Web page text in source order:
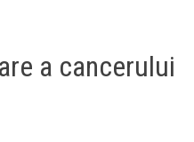
a cancerului